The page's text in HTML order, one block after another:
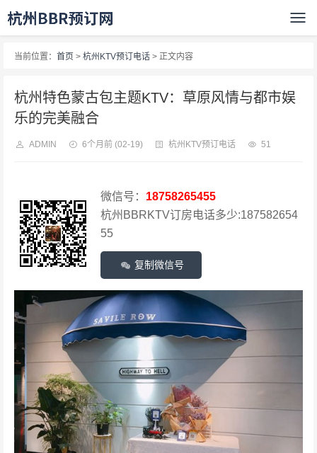
当前位置： 首页 > 杭州KTV预订电话 > 正文内容
杭州特色蒙古包主题KTV：草原风情与都市娱
乐的完美融合
ADMIN 6个月前 (02-19) 杭州KTV预订电话 51
微信号： 18758265455
杭州BBRKTV订房电话多少:187582654
55
复制微信号